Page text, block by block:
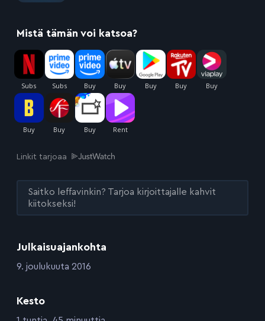
Julkaisuajankohta
:9. joulukuuta 2016
Kesto
Mistä tämän voi katsoa?
Linkit tarjoaa
Saitko leffavinkin? Tarjoa kirjoittajalle kahvit
kiitokseksi!